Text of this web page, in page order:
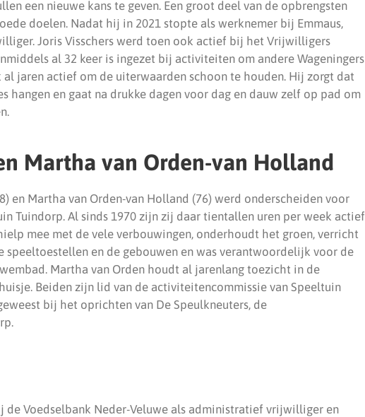
een nieuwe kans te geven. Een groot deel van de opbrengsten
doelen. Nadat hij in 2021 stopte als werknemer bij Emmaus,
Joris Visschers werd toen ook actief bij het Vrijwilligers
al 32 keer is ingezet bij activiteiten om andere Wageningers
al jaren actief om de uiterwaarden schoon te houden. Hij zorgt dat
hangen en gaat na drukke dagen voor dag en dauw zelf op pad om
Martha van Orden-van Holland
en Martha van Orden-van Holland (76) werd onderscheiden voor
Tuindorp. Al sinds 1970 zijn zij daar tientallen uren per week actief
mee met de vele verbouwingen, onderhoudt het groen, verricht
speeltoestellen en de gebouwen en was verantwoordelijk voor de
Martha van Orden houdt al jarenlang toezicht in de
Beiden zijn lid van de activiteitencommissie van Speeltuin
bij het oprichten van De Speulkneuters, de
de Voedselbank Neder-Veluwe als administratief vrijwilliger en